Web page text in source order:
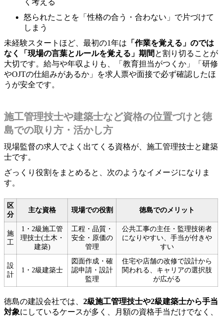
怒られたことを「性格の合う・合わない」で片づけて
しまう
未経験スタートほど、最初の1年は 「作業を覚える」のでは
なく「現場の言葉とルールを覚える」期間 と割り切ることが
大切です。給与や年収よりも、「教育担当がつくか」「研修
やOJTの仕組みがあるか」を求人票や面接で必ず確認したほ
うが安全です。
施工管理技士や建築士など資格の位置づけと徳
島での取り方・活かし方
現場監督の求人でよく出てくる資格が、施工管理技士と建築
士です。
ざっくり役割をまとめると、次のようなイメージになりま
す。
区
分
主な資格 現場での役割 徳島でのメリット
施
工
1・2級施工管
理技士(土木・
建築)
工程・品質・
安全・原価の
管理
公共工事の主任・監理技術者
になりやすい、手当が付きや
すい
設
計
1・2級建築士
図面作成・確
認申請・設計
監理
住宅や店舗の改修で設計から
関われる、キャリアの選択肢
が広がる
徳島の建設会社では、 2級施工管理技士や2級建築士から手当
対象にしているケースが多く、月額の資格手当だけでなく、